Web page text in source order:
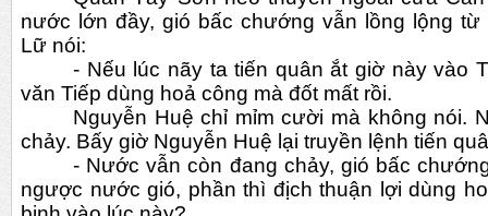
nước lớn đầy, gió bấc chướng vẫn lồng lộng từ
Lữ nói:
- Nếu lúc nãy ta tiến quân ắt giờ này vào
văn Tiếp dùng hoả công mà đốt mất rồi.
Nguyễn Huệ chỉ mỉm cười mà không nói.
chảy. Bấy giờ Nguyễn Huệ lại truyền lệnh tiến
- Nước vẫn còn đang chảy, gió bấc
ngược nước gió, phần thì địch thuận lợi dùng